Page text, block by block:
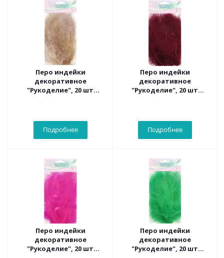
Перо индейки
декоративное
"Рукоделие", 20 шт
Подробнее
Перо индейки
декоративное
"Рукоделие", 20 шт
Подробнее
Перо индейки
декоративное
"Рукоделие", 20 шт
Перо индейки
декоративное
"Рукоделие", 20 шт